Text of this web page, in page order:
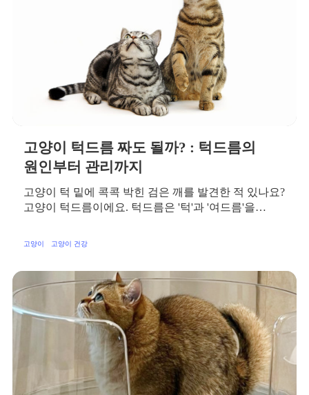
고양이 고양이 건강
고양이 턱드름 짜도 될까? : 턱드름의
원인부터 관리까지
고양이 턱 밑에 콕콕 박힌 검은 깨를 발견한 적 있나요?
고양이 턱드름이에요. 턱드름은 '턱'과 '여드름'을…